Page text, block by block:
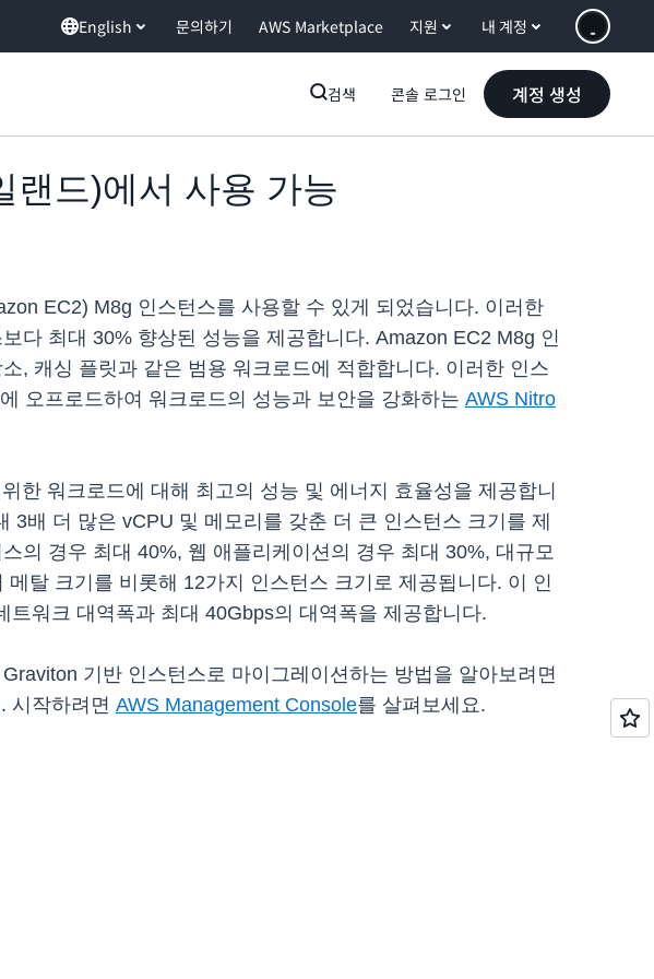
English 문의하기 AWS Marketplace 지원 내 계정
검색 콘솔 로그인 계정 생성
랜드)에서 사용 가능
EC2) M8g 인스턴스를 사용할 수 있게 되었습니다. 이러한
다 최대 30% 향상된 성능을 제공합니다. Amazon EC2 M8g 인
, 캐싱 플릿과 같은 범용 워크로드에 적합합니다. 이러한 인스
오프로드하여 워크로드의 성능과 보안을 강화하는 AWS Nitro
한 워크로드에 대해 최고의 성능 및 에너지 효율성을 제공합니
배 더 많은 vCPU 및 메모리를 갖춘 더 큰 인스턴스 크기를 제
의 경우 최대 40%, 웹 애플리케이션의 경우 최대 30%, 대규모
탈 크기를 비롯해 12가지 인스턴스 크기로 제공됩니다. 이 인
워크 대역폭과 최대 40Gbps의 대역폭을 제공합니다.
기반 인스턴스로 마이그레이션하는 방법을 알아보려면
시작하려면 AWS Management Console를 살펴보세요.